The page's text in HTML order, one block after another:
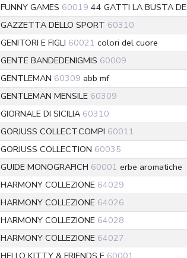
FUNNY GAMES 60019 44 GATTI LA BUSTA DE
GAZZETTA DELLO SPORT 60310
GENITORI E FIGLI 60021 colori del cuore
GENTE BANDEDENIGMIS 60009
GENTLEMAN 60309 abb mf
GENTLEMAN MENSILE 60309
GIORNALE DI SICILIA 60310
GORJUSS COLLECT.COMPI 60011
GORJUSS COLLECTION 60035
GUIDE MONOGRAFICH 60001 erbe aromatiche
HARMONY COLLEZIONE 64029
HARMONY COLLEZIONE 64026
HARMONY COLLEZIONE 64028
HARMONY COLLEZIONE 64027
HELLO KITTY & FRIENDS E 60001